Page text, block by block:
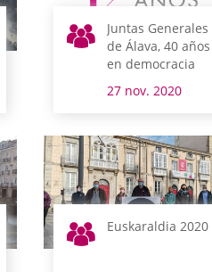
Juntas Generales
de Álava, 40 años
en democracia
27 nov. 2020
Euskaraldia 2020